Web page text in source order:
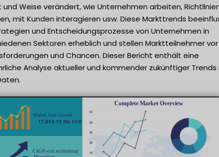
und Weise verändert, wie Unternehmen arbeiten,
mit Kunden interagieren usw. Diese Markttrends
und Entscheidungsprozesse von Unternehmen in
Sektoren erheblich und stellen Marktteilnehmer vor
und Chancen. Dieser Bericht enthält eine
Analyse aktueller und kommender zukünftiger